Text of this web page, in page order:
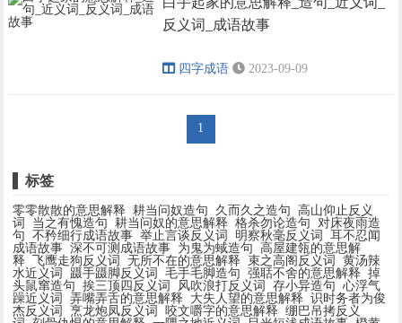
反义词_成语故事
四字成语 2023-09-09
1
标签
零零散散的意思解释 耕当问奴造句 久而久之造句
高山仰止反义
词
当之有愧造句 耕当问奴的意思解释 格杀勿论造句
对床夜雨造
句
不矜细行成语故事 举止言谈反义词 明察秋毫反义词
耳不忍闻
成语故事 深不可测成语故事 为鬼为蜮造句
高屋建瓴的意思解
释
飞鹰走狗反义词 无所不在的意思解释 束之高阁反义词
黄汤辣
水近义词
蹑手蹑脚反义词 毛手毛脚造句 强聒不舍的意思解释
掉
头鼠窜造句
挨三顶四反义词 风吹浪打反义词 存小异造句
心浮气
躁近义词
弄嘴弄舌的意思解释 大失人望的意思解释
识时务者为俊
杰反义词
烹龙炮凤反义词 咬文嚼字的意思解释
绷巴吊拷反义